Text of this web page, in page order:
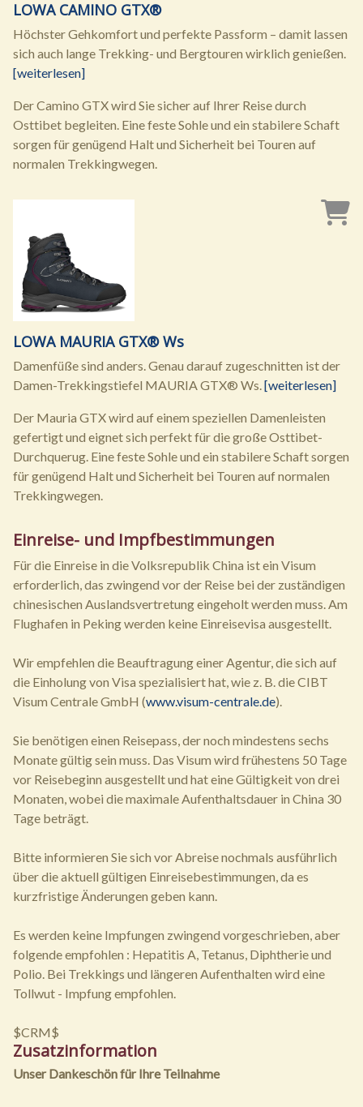
LOWA CAMINO GTX®
Höchster Gehkomfort und perfekte Passform – damit lassen
sich auch lange Trekking- und Bergtouren wirklich genießen.
[weiterlesen]
Der Camino GTX wird Sie sicher auf Ihrer Reise durch
Osttibet begleiten. Eine feste Sohle und ein stabilere Schaft
sorgen für genügend Halt und Sicherheit bei Touren auf
normalen Trekkingwegen.
LOWA MAURIA GTX® Ws
Damenfüße sind anders. Genau darauf zugeschnitten ist der
Damen-Trekkingstiefel MAURIA GTX® Ws.[weiterlesen]
Der Mauria GTX wird auf einem speziellen Damenleisten
gefertigt und eignet sich perfekt für die große Osttibet-
Durchquerug. Eine feste Sohle und ein stabilere Schaft sorgen
für genügend Halt und Sicherheit bei Touren auf normalen
Trekkingwegen.
Einreise- und Impfbestimmungen
Für die Einreise in die Volksrepublik China ist ein Visum
erforderlich, das zwingend vor der Reise bei der zuständigen
chinesischen Auslandsvertretung eingeholt werden muss. Am
Flughafen in Peking werden keine Einreisevisa ausgestellt.
Wir empfehlen die Beauftragung einer Agentur, die sich auf
die Einholung von Visa spezialisiert hat, wie z. B. die CIBT
Visum Centrale GmbH (www.visum-centrale.de).
Sie benötigen einen Reisepass, der noch mindestens sechs
Monate gültig sein muss. Das Visum wird frühestens 50 Tage
vor Reisebeginn ausgestellt und hat eine Gültigkeit von drei
Monaten, wobei die maximale Aufenthaltsdauer in China 30
Tage beträgt.
Bitte informieren Sie sich vor Abreise nochmals ausführlich
über die aktuell gültigen Einreisebestimmungen, da es
kurzfristige Änderungen geben kann.
Es werden keine Impfungen zwingend vorgeschrieben, aber
folgende empfohlen : Hepatitis A, Tetanus, Diphtherie und
Polio. Bei Trekkings und längeren Aufenthalten wird eine
Tollwut - Impfung empfohlen.
$CRM$
Zusatzinformation
Unser Dankeschön für Ihre Teilnahme